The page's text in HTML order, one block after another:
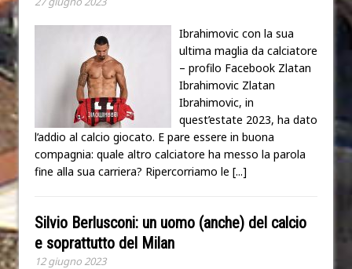
Ibrahimovic con la sua
ultima maglia da calciatore
– profilo Facebook Zlatan
Ibrahimovic Zlatan
Ibrahimovic, in
quest’estate 2023, ha dato
l’addio al calcio giocato. E pare essere in buona
compagnia: quale altro calciatore ha messo la parola
fine alla sua carriera? Ripercorriamo le [...]
Silvio Berlusconi: un uomo (anche) del calcio
e soprattutto del Milan
12 giugno 2023